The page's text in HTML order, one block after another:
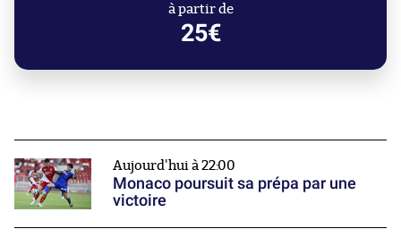
à partir de
25€
Aujourd'hui à 22:00
Monaco poursuit sa prépa par une
victoire